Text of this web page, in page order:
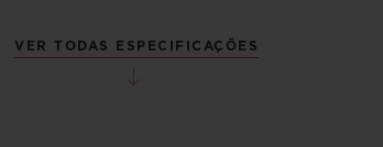
VER TODAS ESPECIFICAÇÕES